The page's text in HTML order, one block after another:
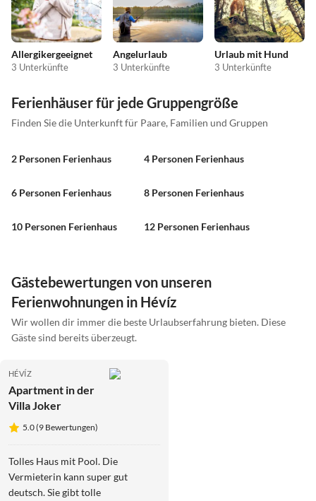
Allergikergeeignet
3 Unterkünfte
Angelurlaub
3 Unterkünfte
Urlaub mit Hund
3 Unterkünfte
Ferienhäuser für jede Gruppengröße
Finden Sie die Unterkunft für Paare, Familien und Gruppen
2 Personen Ferienhaus 4 Personen Ferienhaus
6 Personen Ferienhaus 8 Personen Ferienhaus
10 Personen Ferienhaus 12 Personen Ferienhaus
Gästebewertungen von unseren
Ferienwohnungen in Hévíz
Wir wollen dir immer die beste Urlaubserfahrung bieten. Diese
Gäste sind bereits überzeugt.
HÉVÍZ
Apartment in der
Villa Joker
5.0 (9 Bewertungen)
Tolles Haus mit Pool. Die
Vermieterin kann super gut
deutsch. Sie gibt tolle